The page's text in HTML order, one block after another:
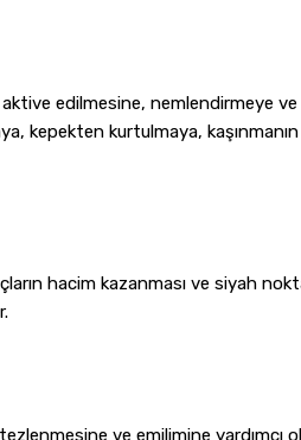
aktive edilmesine, nemlendirmeye
kepekten kurtulmaya,
hacim kazanması ve siyah
ve emilimine yardımcı